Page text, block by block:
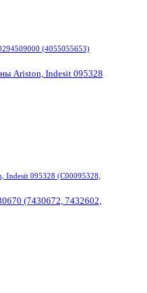
(4055055653)
Indesit 095328 (C00095328,